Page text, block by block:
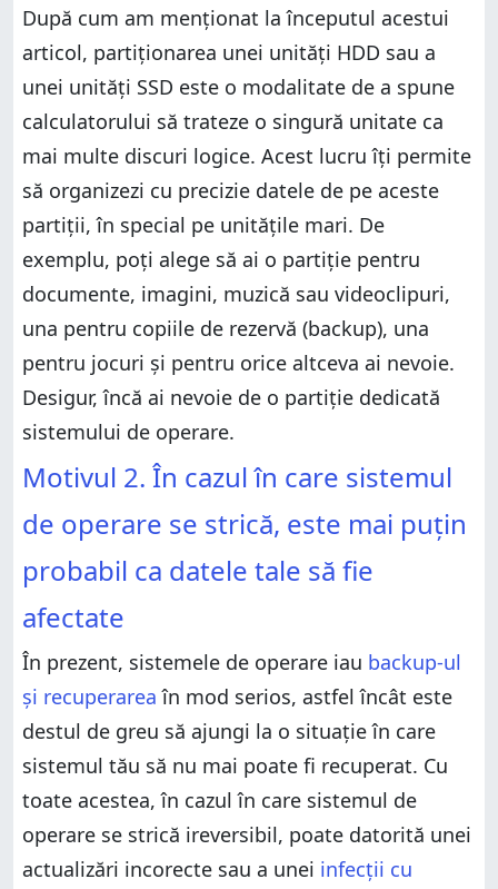
După cum am menționat la începutul acestui
articol, partiționarea unei unități HDD sau a
unei unități SSD este o modalitate de a spune
calculatorului să trateze o singură unitate ca
mai multe discuri logice. Acest lucru îți permite
să organizezi cu precizie datele de pe aceste
partiții, în special pe unitățile mari. De
exemplu, poți alege să ai o partiție pentru
documente, imagini, muzică sau videoclipuri,
una pentru copiile de rezervă (backup), una
pentru jocuri și pentru orice altceva ai nevoie.
Desigur, încă ai nevoie de o partiție dedicată
sistemului de operare.
Motivul 2. În cazul în care sistemul
de operare se strică, este mai puțin
probabil ca datele tale să fie
afectate
În prezent, sistemele de operare iau backup-ul
și recuperarea în mod serios, astfel încât este
destul de greu să ajungi la o situație în care
sistemul tău să nu mai poate fi recuperat. Cu
toate acestea, în cazul în care sistemul de
operare se strică ireversibil, poate datorită unei
actualizări incorecte sau a unei infecții cu